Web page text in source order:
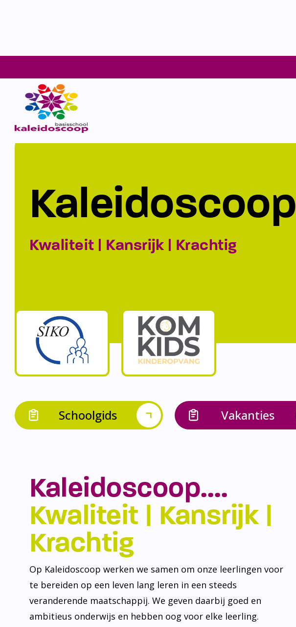
Kaleidoscoop
Kwaliteit | Kansrijk | Krachtig
Schoolgids Vakanties
Kaleidoscoop….
Kwaliteit | Kansrijk |
Krachtig
Op Kaleidoscoop werken we samen om onze leerlingen voor
te bereiden op een leven lang leren in een steeds
veranderende maatschappij. We geven daarbij goed en
ambitieus onderwijs en hebben oog voor elke leerling.